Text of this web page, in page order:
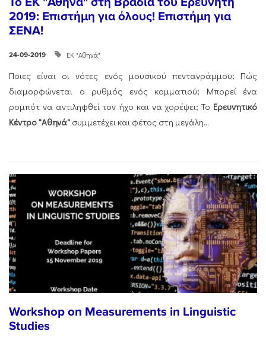
2019: Επιστήμη για όλους! Επιστήμη για
ΣΕΝΑ!
24-09-2019 ΕΚ "Αθηνά"
Ποιες είναι οι νότες ενός μουσικού πενταγράμμου; Πώς
διαμορφώνεται ο ρυθμός ενός κομματιού; Μπορεί ένα
ρομπότ να αντιληφθεί τον ήχο και να χορέψει; Το Ερευνητικό
Κέντρο "Αθηνά" συμμετέχει και φέτος στη μεγάλη...
Workshop on Measurements in Linguistic
Studies